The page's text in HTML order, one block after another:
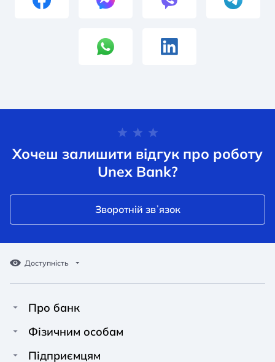
Хочеш залишити відгук про роботу
Unex Bank?
Зворотній звʼязок
Доступність
A A
Звичайний
A A
Середній
A A
Про банк
Про Unex Bank
Фізичним особам
Кредити
Підприємцям